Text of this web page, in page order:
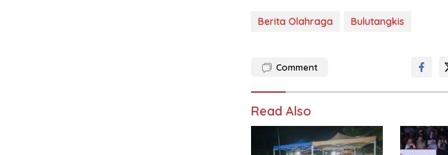
Berita Olahraga Bulutangkis
Comment
Read Also